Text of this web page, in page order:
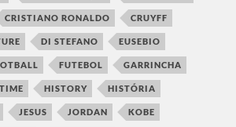
CRISTIANO RONALDO CRUYFF
DI STEFANO EUSEBIO
FUTEBOL GARRINCHA
HISTORY HISTÓRIA
JESUS JORDAN KOBE